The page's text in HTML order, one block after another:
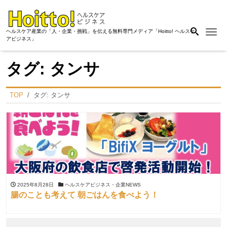
ヘルスケア産業の「人・企業・挑戦」を伝える無料専門メディア「Hoitto! ヘルスケ
アビジネス」
タグ: タンサ
TOP タグ: タンサ
2025年8月28日 ヘルスケアビジネス・企業NEWS
腸のことも考えて 朝ごはんを食べよう！